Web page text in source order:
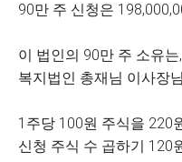
90만 주 신청은
이 법인의 90만 주 소유는,
복지법인 총재님 이사장
1주당 100원 주식을 220
신청 주식 수 곱하기 120